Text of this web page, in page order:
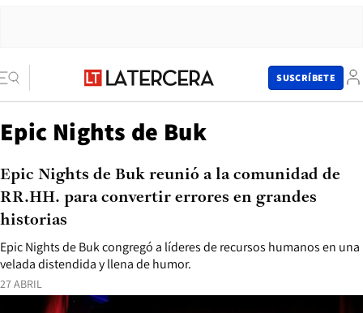
SUSCRÍBETE
Epic Nights de Buk
27 ABRIL
Epic Nights de Buk congregó a líderes de recursos humanos en una
velada distendida y llena de humor.
Epic Nights de Buk reunió a la comunidad de
RR.HH. para convertir errores en grandes
historias